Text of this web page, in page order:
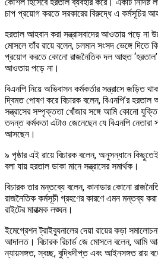
চাপ প্রয়োগ করতে সরকারের বিরুদ্ধে এ কর্মসূচির
হরতাল আহবান করা সন্ত্রাসবাদের আওতায় পড়ে না
মোসলে তাঁর রায়ে বলেন, চলমান সংসদ ভেঙ্গে দিতে
প্রয়োগ করতে কোনো রাজনৈতিক দল আহুত ‘হরতাল’
আওতায় পড়ে না।
বিএনপি নিয়ে অভিবাসন কর্মকর্তার সন্ত্রাসে জড়িত
দ্বিমত পোষণ করে বিচারক বলেন, বিএনপি’র হরতাল
সন্ত্রাসের সম্পৃক্ততা খোঁজার সঙ্গে আমি কোনো
তদন্ত কর্মকতা এটাও জেনেছেন যে বিএনপি নেতারা
আসছেন।
৯ পৃষ্ঠার এই রায়ে বিচারক বলেন, অনুসন্ধানে
বলা যায় হরতাল ডাকা মানে সন্ত্রাসের সমার্থক।
বিচারক তার মন্তব্যে বলেন, কানাডার কোনো
রাজনৈতিক কর্মসূচী গ্রহণের কারণে এমন মন্তব্য
রাইটের মারাত্মক লঙ্ঘন।
ইমেগ্রেশন ট্রাইব্যুনালের দেয়া রায়ের কড়া
আদালত। বিচারক রিচার্ড জে মোসলে বলেন, আমি
ন্যায়সঙ্গত, স্বচ্ছ, বুদ্ধিদীপ্ত এবং আইনসঙ্গত রায়